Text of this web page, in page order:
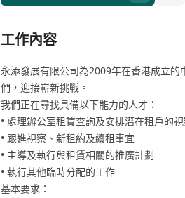
工作內容
永添發展有限公司為2009年在香港成立
們，迎接嶄新挑戰。
我們正在尋找具備以下能力的人才：
• 處理辦公室租賃查詢及安排潛在租戶的
• 跟進視察、新租約及續租事宜
• 主導及執行與租賃相關的推廣計劃
• 執行其他臨時分配的工作
基本要求：